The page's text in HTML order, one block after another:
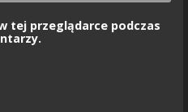
tej przeglądarce podczas